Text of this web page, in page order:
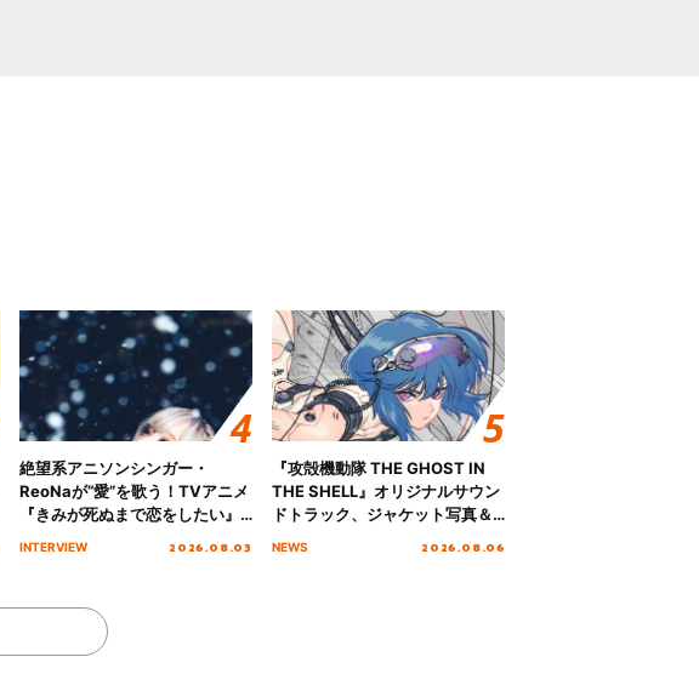
絶望系アニソンシンガー・
ReoNaが“愛”を歌う！TVアニメ
『きみが死ぬまで恋をしたい』
INTERVIEW 2026.08.03
『攻殻機動隊 THE GHOST IN
THE SHELL』オリジナルサウン
ドトラック、ジャケット写真＆
NEWS 2026.08.06